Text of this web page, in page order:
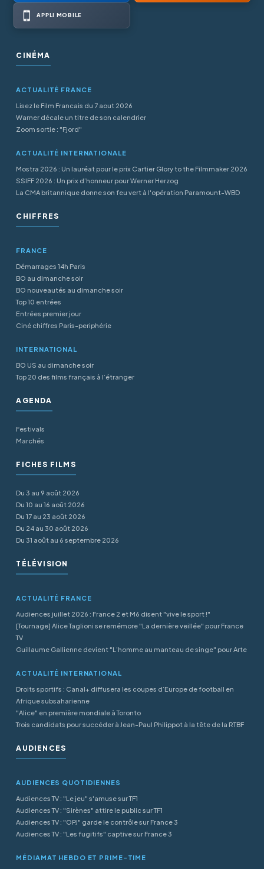
APPLI MOBILE
CINÉMA
ACTUALITÉ FRANCE
Lisez le Film Francais du 7 aout 2026
Warner décale un titre de son calendrier
Zoom sortie : "Fjord"
ACTUALITÉ INTERNATIONALE
Mostra 2026 : Un lauréat pour le prix Cartier Glory to the Filmmaker 2026
SSIFF 2026 : Un prix d’honneur pour Werner Herzog
La CMA britannique donne son feu vert à l'opération Paramount-WBD
CHIFFRES
FRANCE
Démarrages 14h Paris
BO au dimanche soir
BO nouveautés au dimanche soir
Top 10 entrées
Entrées premier jour
Ciné chiffres Paris-periphérie
INTERNATIONAL
BO US au dimanche soir
Top 20 des films français à l’étranger
AGENDA
Festivals
Marchés
FICHES FILMS
Du 3 au 9 août 2026
Du 10 au 16 août 2026
Du 17 au 23 août 2026
Du 24 au 30 août 2026
Du 31 août au 6 septembre 2026
TÉLÉVISION
ACTUALITÉ FRANCE
Audiences juillet 2026 : France 2 et M6 disent "vive le sport !"
[Tournage] Alice Taglioni se remémore "La dernière veillée" pour France
TV
Guillaume Gallienne devient "L’homme au manteau de singe" pour Arte
ACTUALITÉ INTERNATIONAL
Droits sportifs : Canal+ diffusera les coupes d’Europe de football en
Afrique subsaharienne
"Alice" en première mondiale à Toronto
Trois candidats pour succéder à Jean-Paul Philippot à la tête de la RTBF
AUDIENCES
AUDIENCES QUOTIDIENNES
Audiences TV : "Le jeu" s'amuse sur TF1
Audiences TV : "Sirènes" attire le public sur TF1
Audiences TV : "OPJ" garde le contrôle sur France 3
Audiences TV : "Les fugitifs" captive sur France 3
MÉDIAMAT HEBDO ET PRIME-TIME